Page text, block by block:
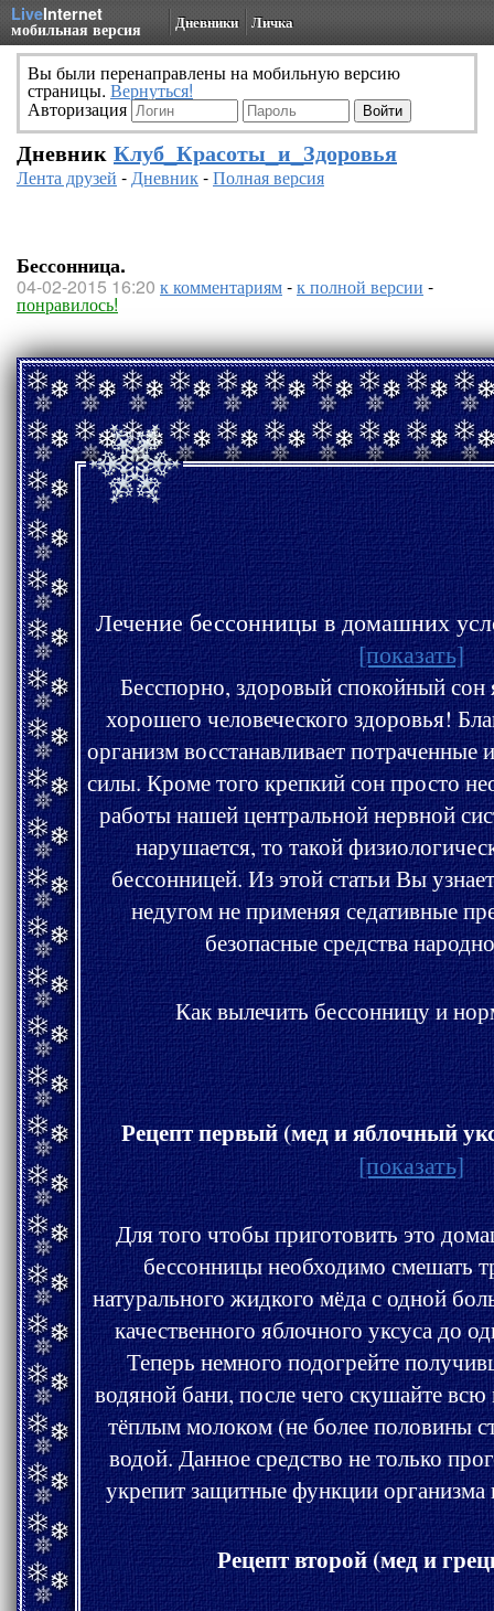
LiveInternet
мобильная версия Дневники Личка
Вы были перенаправлены на мобильную версию
страницы. Вернуться!
Авторизация
Дневник Клуб_Красоты_и_Здоровья
Лента друзей -Дневник-Полная версия
Бессонница.
04-02-2015 16:20 к комментариям-к полной версии -
понравилось!
Лечение бессонницы в домашних
[показать]
Бесспорно, здоровый спокойный сон является основой для
хорошего человеческого здоровья!
организм восстанавливает потраченные
силы. Кроме того крепкий сон просто
работы нашей центральной нервной системы. Если процесс сна
нарушается, то такой физиологический сбой называется
бессонницей. Из этой статьи Вы узнаете, как бороться с
недугом не применяя седативные
безопасные средства
Как вылечить бессонницу и
Рецепт первый (мед и яблочный
[показать]
Для того чтобы приготовить это домашнее средство против
бессонницы необходимо смешать три
натурального жидкого мёда с одной
качественного яблочного уксуса до
Теперь немного подогрейте получившуюся смесь на пару
водяной бани, после чего скушайте всю массу перед сном, запив
тёплым молоком (не более половины стакана) или
водой. Данное средство не только
укрепит защитные функции организма
Рецепт второй (мед и